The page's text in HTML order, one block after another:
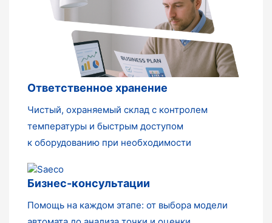
Ответственное хранение
Чистый, охраняемый склад с контролем
температуры и быстрым доступом
к оборудованию при необходимости
Бизнес-консультации
Помощь на каждом этапе: от выбора модели